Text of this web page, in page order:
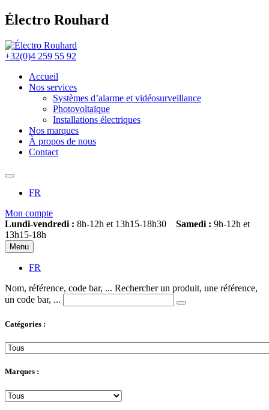
Électro Rouhard
+32(0)4 259 55 92
Accueil
Nos services
Systèmes d’alarme et vidéosurveillance
Photovoltaïque
Installations électriques
Nos marques
À propos de nous
Contact
FR
Mon compte
Lundi-vendredi : 8h-12h et 13h15-18h30 Samedi : 9h-12h et
13h15-18h
Menu
FR
Nom, référence, code bar, ... Rechercher un produit, une référence,
un code bar, ...
Catégories :
Marques :